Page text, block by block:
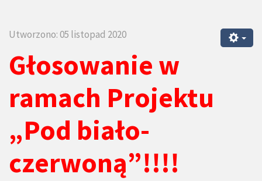
Utworzono: 05 listopad 2020
Głosowanie w
ramach Projektu
„Pod biało-
czerwoną”!!!!